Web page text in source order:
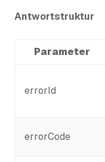
Antwortstruktur
Parameter
errorId
errorCode